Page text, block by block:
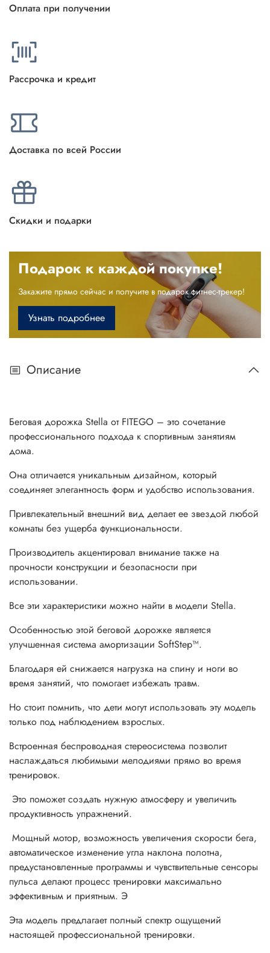
Оплата при получении
Рассрочка и кредит
Доставка по всей России
Скидки и подарки
Подарок к каждой покупке!
Закажите прямо сейчас и получите в подарок фитнес-трекер!
Узнать подробнее
Описание
Беговая дорожка Stella от FITEGO – это сочетание
профессионального подхода к спортивным занятиям
дома.
Она отличается уникальным дизайном, который
соединяет элегантность форм и удобство использования.
Привлекательный внешний вид делает ее звездой любой
комнаты без ущерба функциональности.
Производитель акцентировал внимание также на
прочности конструкции и безопасности при
использовании.
Все эти характеристики можно найти в модели Stella.
Особенностью этой беговой дорожке является
улучшенная система амортизации SoftStep™.
Благодаря ей снижается нагрузка на спину и ноги во
время занятий, что помогает избежать травм.
Но стоит помнить, что дети могут использовать эту модель
только под наблюдением взрослых.
Встроенная беспроводная стереосистема позволит
наслаждаться любимыми мелодиями прямо во время
тренировок.
Это поможет создать нужную атмосферу и увеличить
продуктивность упражнений.
Мощный мотор, возможность увеличения скорости бега,
автоматическое изменение угла наклона полотна,
предустановленные программы и чувствительные сенсоры
пульса делают процесс тренировки максимально
эффективным и приятным. Э
Эта модель предлагает полный спектр ощущений
настоящей профессиональной тренировки.